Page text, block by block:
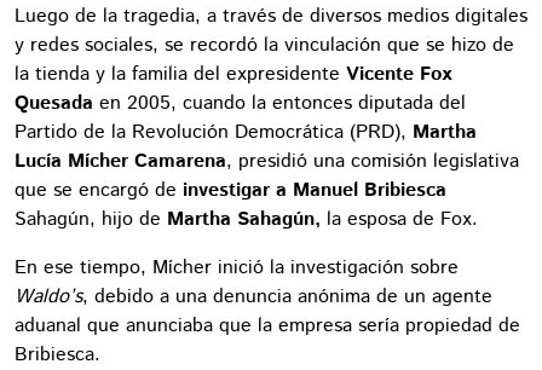
Luego de la tragedia, a través de diversos medios digitales
y redes sociales, se recordó la vinculación que se hizo de
la tienda y la familia del expresidente Vicente Fox
Quesada en 2005, cuando la entonces diputada del
Partido de la Revolución Democrática (PRD), Martha
Lucía Mícher Camarena, presidió una comisión legislativa
que se encargó de investigar a Manuel Bribiesca
Sahagún, hijo de Martha Sahagún, la esposa de Fox.
En ese tiempo, Mícher inició la investigación sobre
Waldo’s, debido a una denuncia anónima de un agente
aduanal que anunciaba que la empresa sería propiedad de
Bribiesca.